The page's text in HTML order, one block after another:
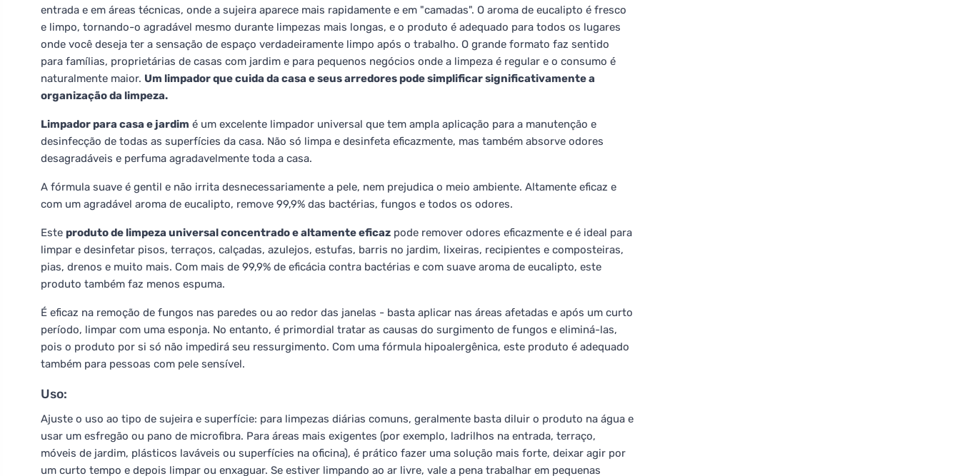
entrada e em áreas técnicas, onde a sujeira aparece mais rapidamente e em "camadas". O aroma de eucalipto é fresco
e limpo, tornando-o agradável mesmo durante limpezas mais longas, e o produto é adequado para todos os lugares
onde você deseja ter a sensação de espaço verdadeiramente limpo após o trabalho. O grande formato faz sentido
para famílias, proprietárias de casas com jardim e para pequenos negócios onde a limpeza é regular e o consumo é
naturalmente maior. Um limpador que cuida da casa e seus arredores pode simplificar significativamente a
organização da limpeza.
Limpador para casa e jardim é um excelente limpador universal que tem ampla aplicação para a manutenção e
desinfecção de todas as superfícies da casa. Não só limpa e desinfeta eficazmente, mas também absorve odores
desagradáveis e perfuma agradavelmente toda a casa.
A fórmula suave é gentil e não irrita desnecessariamente a pele, nem prejudica o meio ambiente. Altamente eficaz e
com um agradável aroma de eucalipto, remove 99,9% das bactérias, fungos e todos os odores.
Este produto de limpeza universal concentrado e altamente eficaz pode remover odores eficazmente e é ideal para
limpar e desinfetar pisos, terraços, calçadas, azulejos, estufas, barris no jardim, lixeiras, recipientes e composteiras,
pias, drenos e muito mais. Com mais de 99,9% de eficácia contra bactérias e com suave aroma de eucalipto, este
produto também faz menos espuma.
É eficaz na remoção de fungos nas paredes ou ao redor das janelas - basta aplicar nas áreas afetadas e após um curto
período, limpar com uma esponja. No entanto, é primordial tratar as causas do surgimento de fungos e eliminá-las,
pois o produto por si só não impedirá seu ressurgimento. Com uma fórmula hipoalergênica, este produto é adequado
também para pessoas com pele sensível.
Uso:
Ajuste o uso ao tipo de sujeira e superfície: para limpezas diárias comuns, geralmente basta diluir o produto na água e
usar um esfregão ou pano de microfibra. Para áreas mais exigentes (por exemplo, ladrilhos na entrada, terraço,
móveis de jardim, plásticos laváveis ou superfícies na oficina), é prático fazer uma solução mais forte, deixar agir por
um curto tempo e depois limpar ou enxaguar. Se estiver limpando ao ar livre, vale a pena trabalhar em pequenas